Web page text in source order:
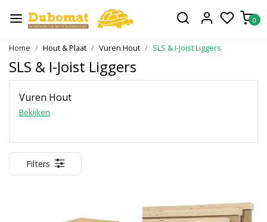
0
Home Hout & Plaat Vuren Hout SLS & I-Joist Liggers
SLS & I-Joist Liggers
Vuren Hout
Bekijken
Filters